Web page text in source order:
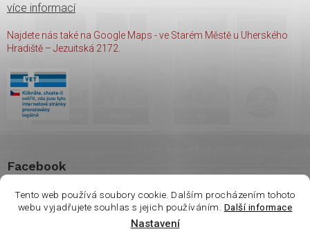
Tento web používá soubory cookie. Dalším procházením tohoto
webu vyjadřujete souhlas s jejich používáním. Další informace
Nastavení
více informací
Najdete nás také na Google Maps - ve Starém Městě u Uherského
Hradiště – Jezuitská 2172.
Facebook